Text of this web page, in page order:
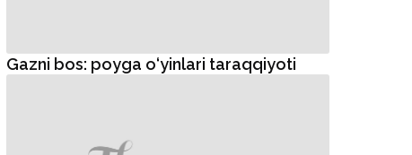
Gazni bos: poyga o‘yinlari taraqqiyoti